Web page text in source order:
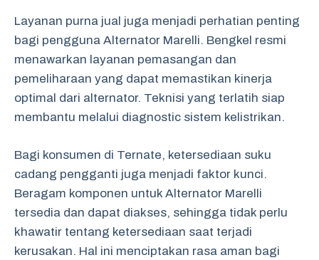
Layanan purna jual juga menjadi perhatian penting
bagi pengguna Alternator Marelli. Bengkel resmi
menawarkan layanan pemasangan dan
pemeliharaan yang dapat memastikan kinerja
optimal dari alternator. Teknisi yang terlatih siap
membantu melalui diagnostic sistem kelistrikan.
Bagi konsumen di Ternate, ketersediaan suku
cadang pengganti juga menjadi faktor kunci.
Beragam komponen untuk Alternator Marelli
tersedia dan dapat diakses, sehingga tidak perlu
khawatir tentang ketersediaan saat terjadi
kerusakan. Hal ini menciptakan rasa aman bagi